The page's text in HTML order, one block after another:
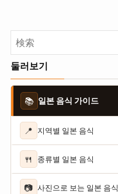
둘러보기
📚 일본 음식 가이드
📍 지역별 일본 음식
🍴 종류별 일본 음식
📷 사진으로 보는 일본 음식